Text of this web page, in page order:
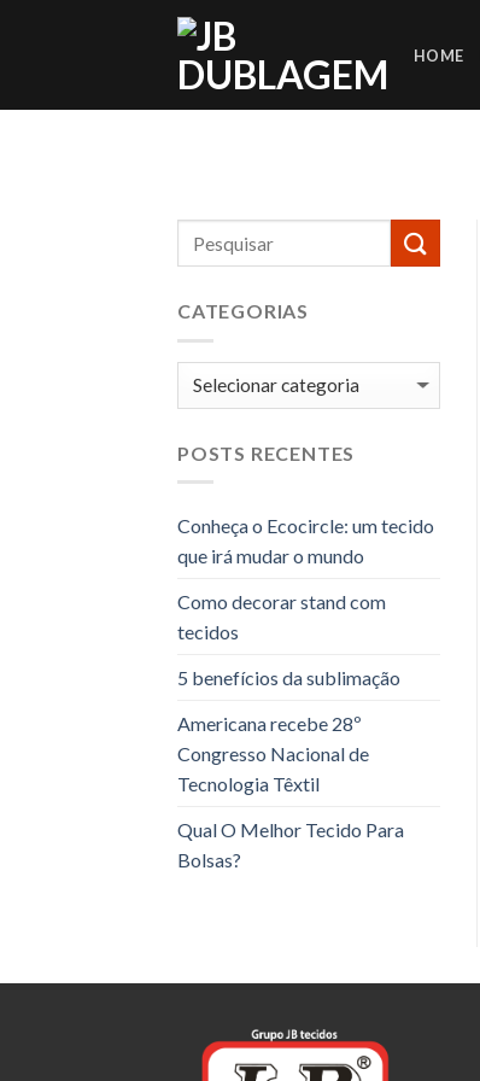
HOME
CATEGORIAS
Categorias
POSTS RECENTES
Conheça o Ecocircle: um tecido
que irá mudar o mundo
Como decorar stand com
tecidos
5 benefícios da sublimação
Americana recebe 28º
Congresso Nacional de
Tecnologia Têxtil
Qual O Melhor Tecido Para
Bolsas?